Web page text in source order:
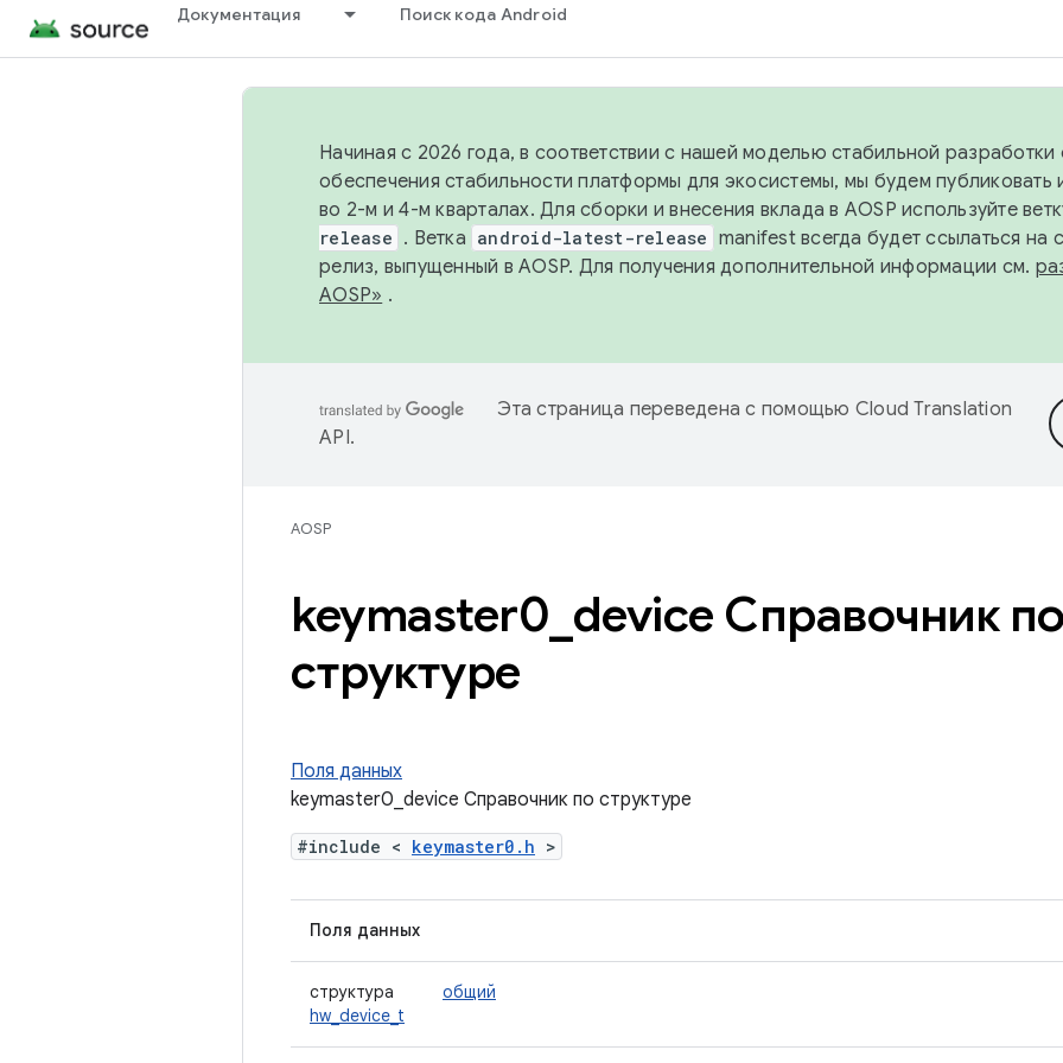
Документация Поиск кода Android
Начиная с 2026 года, в соответствии с нашей моделью стабильной разработки
обеспечения стабильности платформы для экосистемы, мы будем публиковать
во 2-м и 4-м кварталах. Для сборки и внесения вклада в AOSP используйте
release . Ветка android-latest-release manifest всегда будет ссылаться на
релиз, выпущенный в AOSP. Для получения дополнительной информации см.
AOSP» .
Эта страница переведена с помощью Cloud Translation
API.
AOSP
keymaster0 device Справочник
структуре
Поля данных
keymaster0_device Справочник по структуре
#include < keymaster0.h >
Поля данных
структура
hw_device_t
общий